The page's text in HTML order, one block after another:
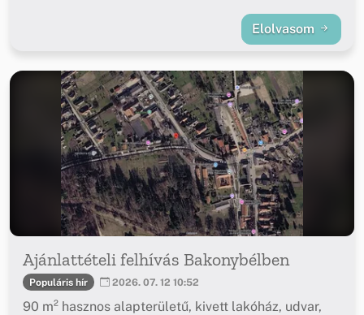
Elolvasom
Ajánlattételi felhívás Bakonybélben
Populáris hír 2026. 07. 12 10:52
90 m² hasznos alapterületű, kivett lakóház, udvar,